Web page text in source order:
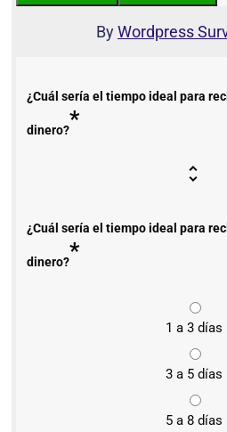
ByWordpress
¿Cuál sería el tiempo ideal para
dinero?*
¿Cuál sería el tiempo ideal para
dinero?*
1 a 3 días
3 a 5 días
5 a 8 días